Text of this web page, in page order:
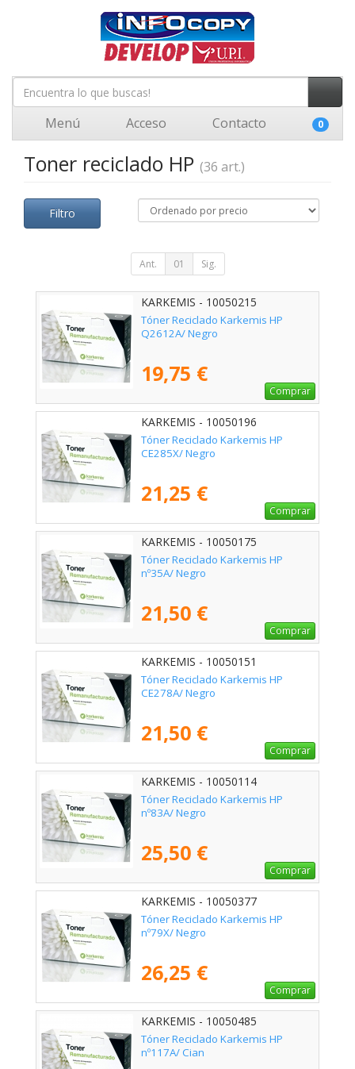
Menú Acceso Contacto 0
Toner reciclado HP (36 art.)
Filtro
Ant. 01 Sig.
KARKEMIS - 10050215
Tóner Reciclado Karkemis HP
Q2612A/ Negro
19,75 €
Comprar
KARKEMIS - 10050196
Tóner Reciclado Karkemis HP
CE285X/ Negro
21,25 €
Comprar
KARKEMIS - 10050175
Tóner Reciclado Karkemis HP
nº35A/ Negro
21,50 €
Comprar
KARKEMIS - 10050151
Tóner Reciclado Karkemis HP
CE278A/ Negro
21,50 €
Comprar
KARKEMIS - 10050114
Tóner Reciclado Karkemis HP
nº83A/ Negro
25,50 €
Comprar
KARKEMIS - 10050377
Tóner Reciclado Karkemis HP
nº79X/ Negro
26,25 €
Comprar
KARKEMIS - 10050485
Tóner Reciclado Karkemis HP
nº117A/ Cian